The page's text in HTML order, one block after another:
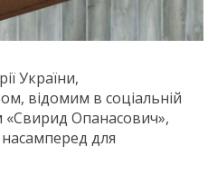
України,
відомим в соціальній
«Свирид Опанасович»,
для